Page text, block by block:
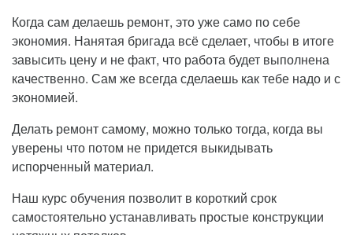
Когда сам делаешь ремонт, это уже само по себе
экономия. Нанятая бригада всё сделает, чтобы в итоге
завысить цену и не факт, что работа будет выполнена
качественно. Сам же всегда сделаешь как тебе надо и с
экономией.
Делать ремонт самому, можно только тогда, когда вы
уверены что потом не придется выкидывать
испорченный материал.
Наш курс обучения позволит в короткий срок
самостоятельно устанавливать простые конструкции